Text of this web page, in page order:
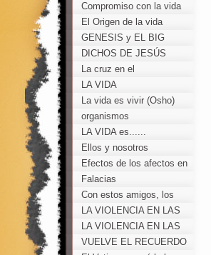
OPOSICIÓN
Compromiso con la vida
El Origen de la vida
GENESIS y EL BIG
BANG
DICHOS DE JESÚS
La cruz en el
pensamiento del Beato
Padre Pío
LA VIDA
La vida es vivir (Osho)
organismos
genéticamente
manipulados
LA VIDA es......
Ellos y nosotros
Efectos de los afectos en
el imposible oficio de
enseñar.
Falacias
Con estos amigos, los
enemigos sobran
LA VIOLENCIA EN LAS
INSTITUCIONES
EDUCATIVAS
LA VIOLENCIA EN LAS
INSTITUCIONES
VUELVE EL RECUERDO